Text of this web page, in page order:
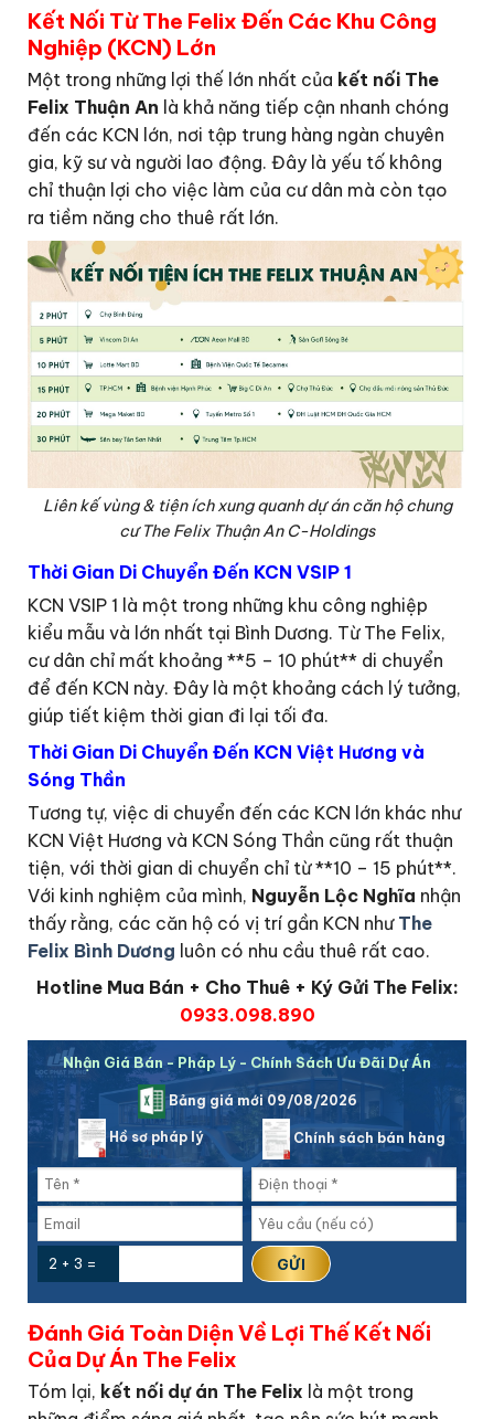
Kết Nối Từ The Felix Đến Các Khu Công
Nghiệp (KCN) Lớn
Một trong những lợi thế lớn nhất của kết nối The
Felix Thuận An là khả năng tiếp cận nhanh chóng
đến các KCN lớn, nơi tập trung hàng ngàn chuyên
gia, kỹ sư và người lao động. Đây là yếu tố không
chỉ thuận lợi cho việc làm của cư dân mà còn tạo
ra tiềm năng cho thuê rất lớn.
Liên kế vùng & tiện ích xung quanh dự án căn hộ chung
cư The Felix Thuận An C-Holdings
Thời Gian Di Chuyển Đến KCN VSIP 1
KCN VSIP 1 là một trong những khu công nghiệp
kiểu mẫu và lớn nhất tại Bình Dương. Từ The Felix,
cư dân chỉ mất khoảng **5 – 10 phút** di chuyển
để đến KCN này. Đây là một khoảng cách lý tưởng,
giúp tiết kiệm thời gian đi lại tối đa.
Thời Gian Di Chuyển Đến KCN Việt Hương và
Sóng Thần
Tương tự, việc di chuyển đến các KCN lớn khác như
KCN Việt Hương và KCN Sóng Thần cũng rất thuận
tiện, với thời gian di chuyển chỉ từ **10 – 15 phút**.
Với kinh nghiệm của mình, Nguyễn Lộc Nghĩa nhận
thấy rằng, các căn hộ có vị trí gần KCN như The
Felix Bình Dương luôn có nhu cầu thuê rất cao.
Hotline Mua Bán + Cho Thuê + Ký Gửi The Felix:
0933.098.890
Nhận Giá Bán - Pháp Lý - Chính Sách Ưu Đãi Dự Án
Bảng giá mới 09/08/2026
Hồ sơ pháp lý Chính sách bán hàng
2 + 3 =
Đánh Giá Toàn Diện Về Lợi Thế Kết Nối
Của Dự Án The Felix
Tóm lại, kết nối dự án The Felix là một trong